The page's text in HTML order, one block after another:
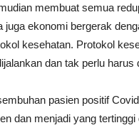
membuat semua
juga ekonomi bergerak
kesehatan. Protokol
dan tak perlu harus
pasien positif
dan menjadi yang tertinggi